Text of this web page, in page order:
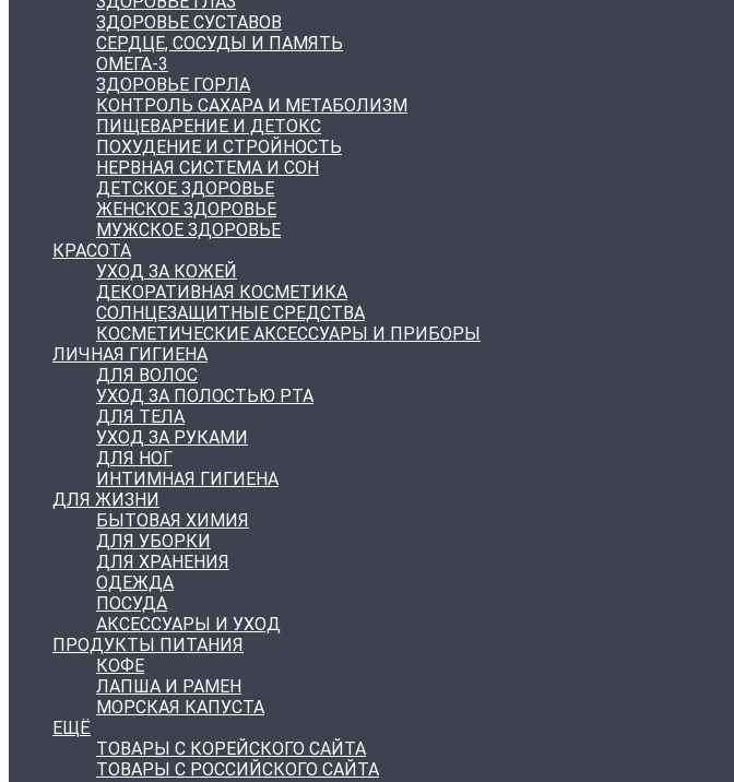
ЗДОРОВЬЕ СУСТАВОВ
СЕРДЦЕ, СОСУДЫ И ПАМЯТЬ
ОМЕГА-3
ЗДОРОВЬЕ ГОРЛА
КОНТРОЛЬ САХАРА И МЕТАБОЛИЗМ
ПИЩЕВАРЕНИЕ И ДЕТОКС
ПОХУДЕНИЕ И СТРОЙНОСТЬ
НЕРВНАЯ СИСТЕМА И СОН
ДЕТСКОЕ ЗДОРОВЬЕ
ЖЕНСКОЕ ЗДОРОВЬЕ
МУЖСКОЕ ЗДОРОВЬЕ
КРАСОТА
УХОД ЗА КОЖЕЙ
ДЕКОРАТИВНАЯ КОСМЕТИКА
СОЛНЦЕЗАЩИТНЫЕ СРЕДСТВА
КОСМЕТИЧЕСКИЕ АКСЕССУАРЫ И ПРИБОРЫ
ЛИЧНАЯ ГИГИЕНА
ДЛЯ ВОЛОС
УХОД ЗА ПОЛОСТЬЮ РТА
ДЛЯ ТЕЛА
УХОД ЗА РУКАМИ
ДЛЯ НОГ
ИНТИМНАЯ ГИГИЕНА
ДЛЯ ЖИЗНИ
БЫТОВАЯ ХИМИЯ
ДЛЯ УБОРКИ
ДЛЯ ХРАНЕНИЯ
ОДЕЖДА
ПОСУДА
АКСЕССУАРЫ И УХОД
ПРОДУКТЫ ПИТАНИЯ
КОФЕ
ЛАПША И РАМЕН
МОРСКАЯ КАПУСТА
ЕЩЁ
ТОВАРЫ С КОРЕЙСКОГО САЙТА
ТОВАРЫ С РОССИЙСКОГО САЙТА